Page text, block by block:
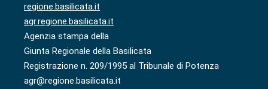
regione.basilicata.it
agr.regione.basilicata.it
Agenzia stampa della
Giunta Regionale della Basilicata
Registrazione n. 209/1995 al Tribunale di Potenza
agr@regione.basilicata.it